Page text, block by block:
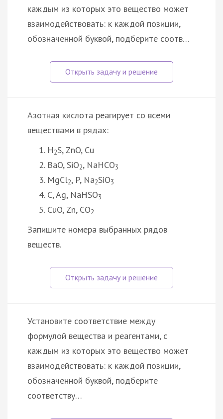
каждым из которых это вещество может
взаимодействовать: к каждой позиции,
обозначенной буквой, подберите соотв…
Азотная кислота реагирует со всеми
веществами в рядах:
H2S, ZnO, Cu
BaO, SiO2, NaHCO3
MgCl2, P, Na2SiO3
C, Ag, NaHSO3
CuO, Zn, CO2
Запишите номера выбранных рядов
веществ.
Установите соответствие между
формулой вещества и реагентами, с
каждым из которых это вещество может
взаимодействовать: к каждой позиции,
обозначенной буквой, подберите
соответству…